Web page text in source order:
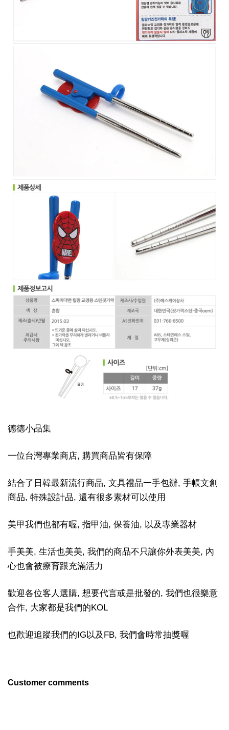
德德小品集
一位台灣專業商店, 購買商品皆有保障
結合了日韓最新流行商品, 文具禮品一手包辦, 手帳文創
商品, 特殊設計品, 還有很多素材可以使用
美甲我們也都有喔, 指甲油, 保養油, 以及專業器材
手美美, 生活也美美, 我們的商品不只讓你外表美美, 內
心也會被療育跟充滿活力
歡迎各位客人選購, 想要代言或是批發的, 我們也很樂意
合作, 大家都是我們的KOL
也歡迎追蹤我們的IG以及FB, 我們會時常抽獎喔
Customer comments